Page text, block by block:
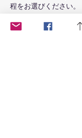
程をお選びください。
Read More >